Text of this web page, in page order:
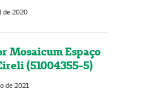
de 2020
Mosaicum Espaço
(51004355-5)
de 2021